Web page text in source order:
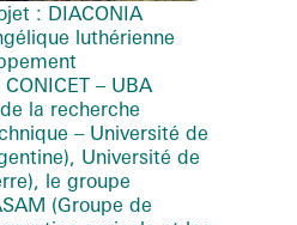
: DIACONIA
luthérienne
– UBA
la recherche
– Université de
Université de
le groupe
(Groupe de